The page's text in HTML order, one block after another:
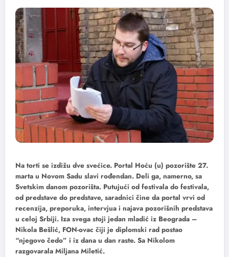
Na torti se izdižu dve svećice. Portal Hoću (u) pozorište 27.
marta u Novom Sadu slavi rođendan. Deli ga, namerno, sa
Svetskim danom pozorišta. Putujući od festivala do festivala,
od predstave do predstave, saradnici čine da portal vrvi od
recenzija, preporuka, intervjua i najava pozorišnih predstava
u celoj Srbiji. Iza svega stoji jedan mladić iz Beograda –
Nikola Bešlić, FON-ovac čiji je diplomski rad postao
“njegovo čedo” i iz dana u dan raste. Sa Nikolom
razgovarala Miljana Miletić.